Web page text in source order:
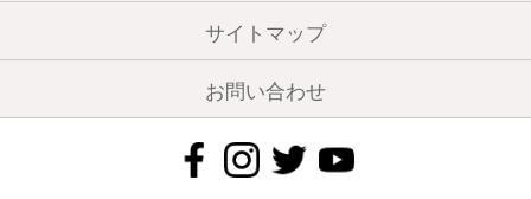
サイトマップ
お問い合わせ